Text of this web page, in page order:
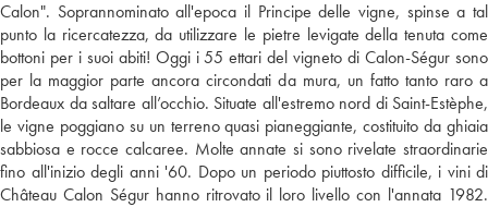
Calon". Soprannominato all'epoca il Principe delle vigne, spinse a tal
punto la ricercatezza, da utilizzare le pietre levigate della tenuta come
bottoni per i suoi abiti! Oggi i 55 ettari del vigneto di Calon-Ségur sono
per la maggior parte ancora circondati da mura, un fatto tanto raro a
Bordeaux da saltare all’occhio. Situate all'estremo nord di Saint-Estèphe,
le vigne poggiano su un terreno quasi pianeggiante, costituito da ghiaia
sabbiosa e rocce calcaree. Molte annate si sono rivelate straordinarie
fino all'inizio degli anni '60. Dopo un periodo piuttosto difficile, i vini di
Château Calon Ségur hanno ritrovato il loro livello con l'annata 1982.